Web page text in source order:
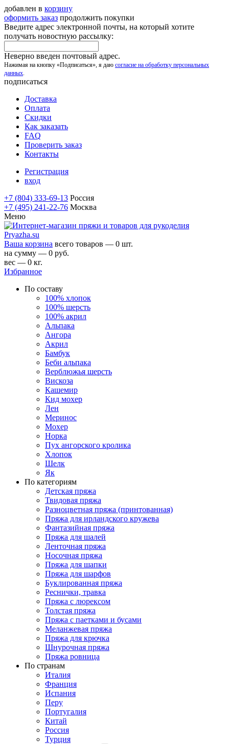
добавлен в корзину
оформить заказ продолжить покупки
Введите адрес электронной почты, на который хотите
получать новостную рассылку:
Неверно введен почтовый адрес.
Нажимая на кнопку «Подписаться», я даю согласие на обработку персональных
данных.
подписаться
Доставка
Оплата
Скидки
Как заказать
FAQ
Проверить заказ
Контакты
Регистрация
вход
+7 (804) 333-69-13 Россия
+7 (495) 241-22-76 Москва
Меню
Ваша корзина всего товаров — 0 шт.
на сумму — 0 руб.
вес — 0 кг.
Избранное
По составу
100% хлопок
100% шерсть
100% акрил
Альпака
Ангора
Акрил
Бамбук
Беби альпака
Верблюжья шерсть
Вискоза
Кашемир
Кид мохер
Лен
Меринос
Мохер
Норка
Пух ангорского кролика
Хлопок
Шелк
Як
По категориям
Детская пряжа
Твидовая пряжа
Разноцветная пряжа (принтованная)
Пряжа для ирландского кружева
Фантазийная пряжа
Пряжа для шалей
Ленточная пряжа
Носочная пряжа
Пряжа для шапки
Пряжа для шарфов
Буклированная пряжа
Реснички, травка
Пряжа с люрексом
Толстая пряжа
Пряжа с паетками и бусами
Меланжевая пряжа
Пряжа для крючка
Шнурочная пряжа
Пряжа ровница
По странам
Италия
Франция
Испания
Перу
Португалия
Китай
Россия
Турция